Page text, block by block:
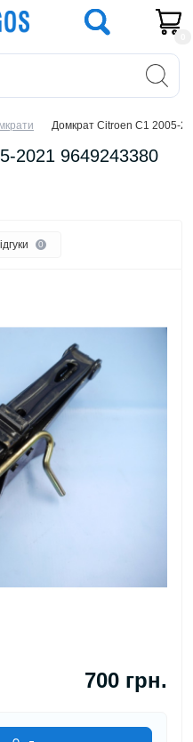
Домкрат Citroen C1 2005-
2021 9649243380
0
700 грн.